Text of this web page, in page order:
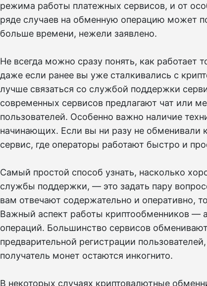
режима работы платежных сервисов, и от
ряде случаев на обменную операцию может
больше времени, нежели заявлено.
Не всегда можно сразу понять, как работает
даже если ранее вы уже сталкивались с
лучше связаться со службой поддержки
современных сервисов предлагают чат или
пользователей. Особенно важно наличие
начинающих. Если вы ни разу не обменивали
сервис, где операторы работают быстро и
Самый простой способ узнать, насколько
службы поддержки, — это задать пару
вам отвечают содержательно и оперативно,
Важный аспект работы криптообменников —
операций. Большинство сервисов
предварительной регистрации
получатель монет остаются инкогнито.
В некоторых случаях криптовалютные